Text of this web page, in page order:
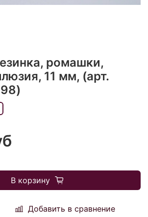
ромашки,
11 мм, (арт.
Добавить в сравнение
В корзину